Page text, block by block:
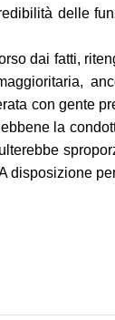
delle
dai fatti,
con gente
la
disposizione